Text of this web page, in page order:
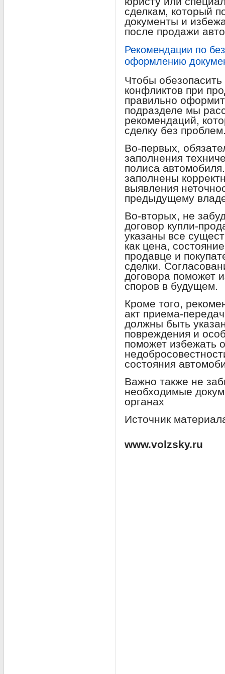
сделкам, который
документы и
после продажи
Рекомендации по
оформлению
Чтобы
конфликтов при
правильно
подразделе мы
рекомендаций,
сделку без
Во-первых,
заполнения
полиса
заполнены
выявления
предыдущему
Во-вторых, не
договор купли-
указаны все
как цена,
продавце и
сделки.
договора поможет
споров в будущем.
Кроме того,
акт приема-
должны быть
повреждения и
поможет избежать
состояния
Важно также не
необходимые
органах
Источник
www.volzsky.ru